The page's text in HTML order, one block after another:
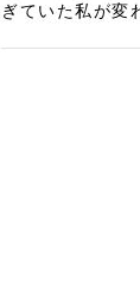
ぎていた私が変